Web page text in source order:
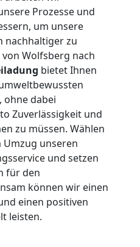
Prozesse und
um unsere
nachhaltiger zu
Wolfsberg nach
bietet Ihnen
ohne dabei
Zuverlässigkeit und
zu müssen. Wählen
unseren
und setzen
für den
können wir einen
einen positiven
leisten.